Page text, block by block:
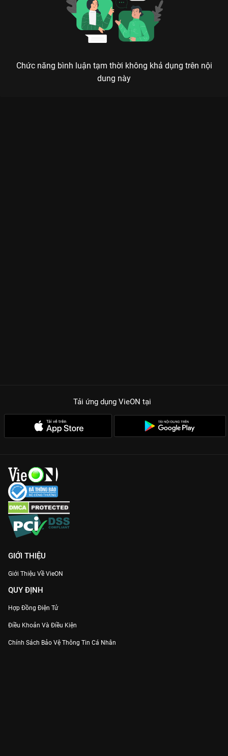
Chức năng bình luận tạm thời không khả dụng trên nội
dung này
Tải ứng dụng VieON tại
GIỚI THIỆU
Giới Thiệu Về VieON
QUY ĐỊNH
Hợp Đồng Điện Tử
Điều Khoản Và Điều Kiện
Chính Sách Bảo Vệ Thông Tin Cá Nhân